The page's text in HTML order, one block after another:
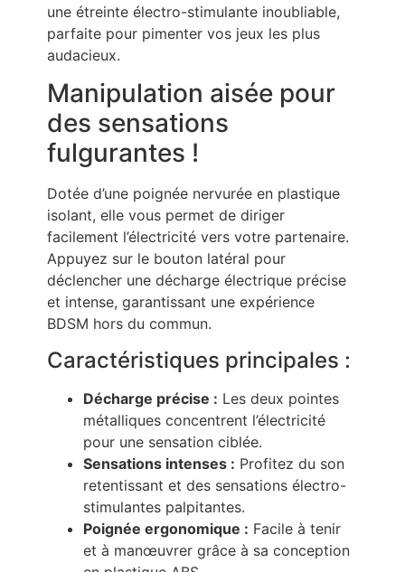
une étreinte électro-stimulante inoubliable,
parfaite pour pimenter vos jeux les plus
audacieux.
Manipulation aisée pour
des sensations
fulgurantes !
Dotée d’une poignée nervurée en plastique
isolant, elle vous permet de diriger
facilement l’électricité vers votre partenaire.
Appuyez sur le bouton latéral pour
déclencher une décharge électrique précise
et intense, garantissant une expérience
BDSM hors du commun.
Caractéristiques principales :
Décharge précise : Les deux pointes
métalliques concentrent l’électricité
pour une sensation ciblée.
Sensations intenses : Profitez du son
retentissant et des sensations électro-
stimulantes palpitantes.
Poignée ergonomique : Facile à tenir
et à manœuvrer grâce à sa conception